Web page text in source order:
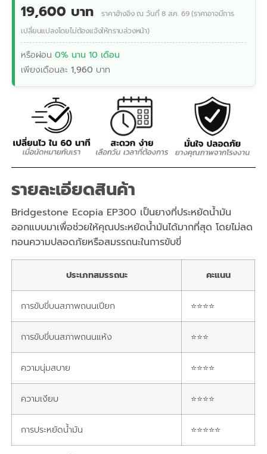
19,600 บาท
ราคาอ้างอิง ณ วันที่ 8 ส.ค. 69 (ราคาอาจมีการ
เปลี่ยนแปลงโดยไม่ต้องแจ้งให้ทราบล่วงหน้า)
หรือผ่อน0% นาน 10 เดือน
เพียงเดือนละ1,960 บาท
รายละเอียดสินค้า
Bridgestone Ecopia EP300 เป็นยางที่ประหยัดน้ำมัน
ออกแบบมาเพื่อช่วยให้คุณประหยัดน้ำมันได้มากที่สุด โดยไม่ลด
ทอนความปลอดภัยหรือสมรรถนะในการขับขี่
ประเภทสมรรถนะ คะแนน
การขับขี่บนสภาพถนนเปียก ⭐⭐⭐⭐
การขับขี่บนสภาพถนนแห้ง ⭐⭐⭐
ความนุ่มสบาย ⭐⭐⭐⭐
ความเงียบ ⭐⭐⭐⭐
การประหยัดน้ำมัน ⭐⭐⭐⭐⭐